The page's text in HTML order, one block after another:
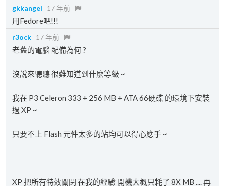
gkkangel 17 年前
用Fedore吧!!!
r3ock 17 年前
老舊的電腦 配備為何 ?
沒說來聽聽 很難知道到什麼等級 ~
我在 P3 Celeron 333 + 256 MB + ATA 66硬碟 的環境下安裝
過 XP ~
只要不上 Flash 元件太多的站均可以得心應手 ~
XP 把所有特效關閉 在我的經驗 開機大概只耗了 8X MB .... 再